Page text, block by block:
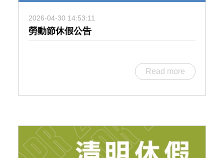
2026-04-30 14:53:11
勞動節休假公告
Read more